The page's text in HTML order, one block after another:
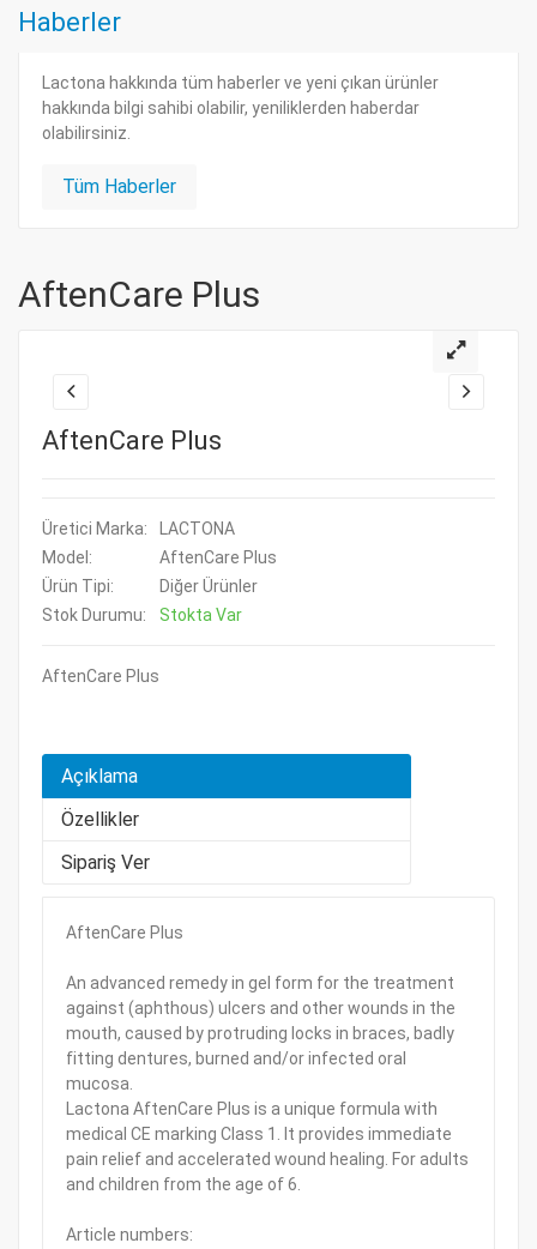
Haberler
Lactona hakkında tüm haberler ve yeni çıkan ürünler
hakkında bilgi sahibi olabilir, yeniliklerden haberdar
olabilirsiniz.
Tüm Haberler
AftenCare Plus
AftenCare Plus
Üretici Marka:
LACTONA
Model:
AftenCare Plus
Ürün Tipi:
Diğer Ürünler
Stok Durumu:
Stokta Var
AftenCare Plus
Açıklama
Özellikler
Sipariş Ver
AftenCare Plus
An advanced remedy in gel form for the treatment
against (aphthous) ulcers and other wounds in the
mouth, caused by protruding locks in braces, badly
fitting dentures, burned and/or infected oral
mucosa.
Lactona AftenCare Plus is a unique formula with
medical CE marking Class 1. It provides immediate
pain relief and accelerated wound healing. For adults
and children from the age of 6.
Article numbers: